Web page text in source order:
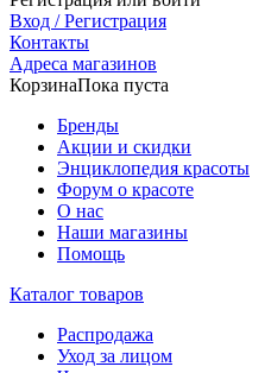
Вход / Регистрация
Контакты
Адреса магазинов
КорзинаПока пуста
Бренды
Акции и скидки
Энциклопедия красоты
Форум о красоте
О нас
Наши магазины
Помощь
Каталог товаров
Распродажа
Уход за лицом